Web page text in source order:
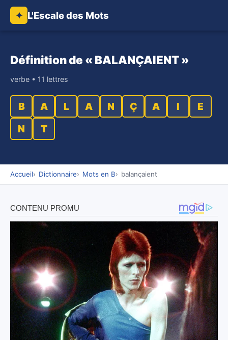
✦ L'Escale des Mots
Définition de « BALANÇAIENT »
verbe • 11 lettres
B A L A N Ç A I
E
N
T
Accueil Dictionnaire Mots en B balançaient